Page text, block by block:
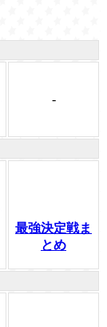
-
最強決定戦ま
とめ